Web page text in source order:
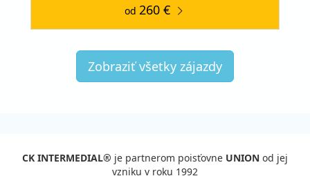
od260 €
Zobraziť všetky zájazdy
CK INTERMEDIAL® je partnerom poisťovne UNION od jej
vzniku v roku 1992